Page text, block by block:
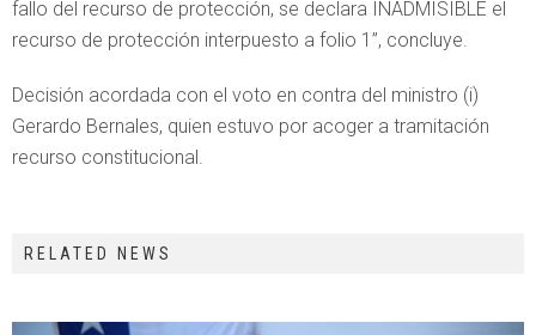
fallo del recurso de protección, se declara INADMISIBLE el
recurso de protección interpuesto a folio 1”, concluye.
Decisión acordada con el voto en contra del ministro (i)
Gerardo Bernales, quien estuvo por acoger a tramitación
recurso constitucional.
RELATED NEWS